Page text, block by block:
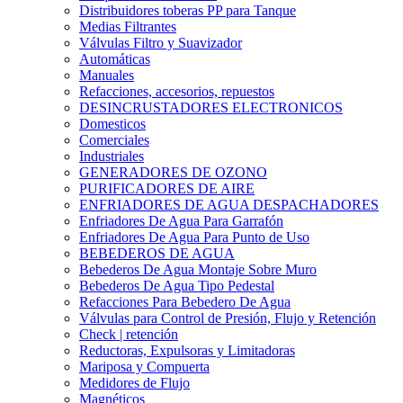
Distribuidores toberas PP para Tanque
Medias Filtrantes
Válvulas Filtro y Suavizador
Automáticas
Manuales
Refacciones, accesorios, repuestos
DESINCRUSTADORES ELECTRONICOS
Domesticos
Comerciales
Industriales
GENERADORES DE OZONO
PURIFICADORES DE AIRE
ENFRIADORES DE AGUA DESPACHADORES
Enfriadores De Agua Para Garrafón
Enfriadores De Agua Para Punto de Uso
BEBEDEROS DE AGUA
Bebederos De Agua Montaje Sobre Muro
Bebederos De Agua Tipo Pedestal
Refacciones Para Bebedero De Agua
Válvulas para Control de Presión, Flujo y Retención
Check | retención
Reductoras, Expulsoras y Limitadoras
Mariposa y Compuerta
Medidores de Flujo
Magnéticos